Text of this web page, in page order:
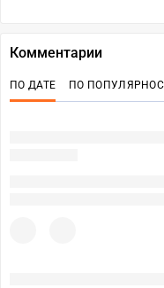
Комментарии
ПО ДАТЕ ПО